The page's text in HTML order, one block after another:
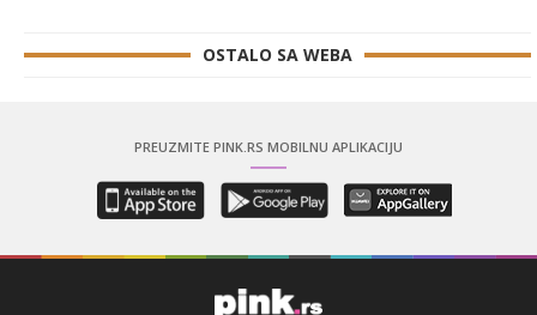
OSTALO SA WEBA
PREUZMITE PINK.RS MOBILNU APLIKACIJU